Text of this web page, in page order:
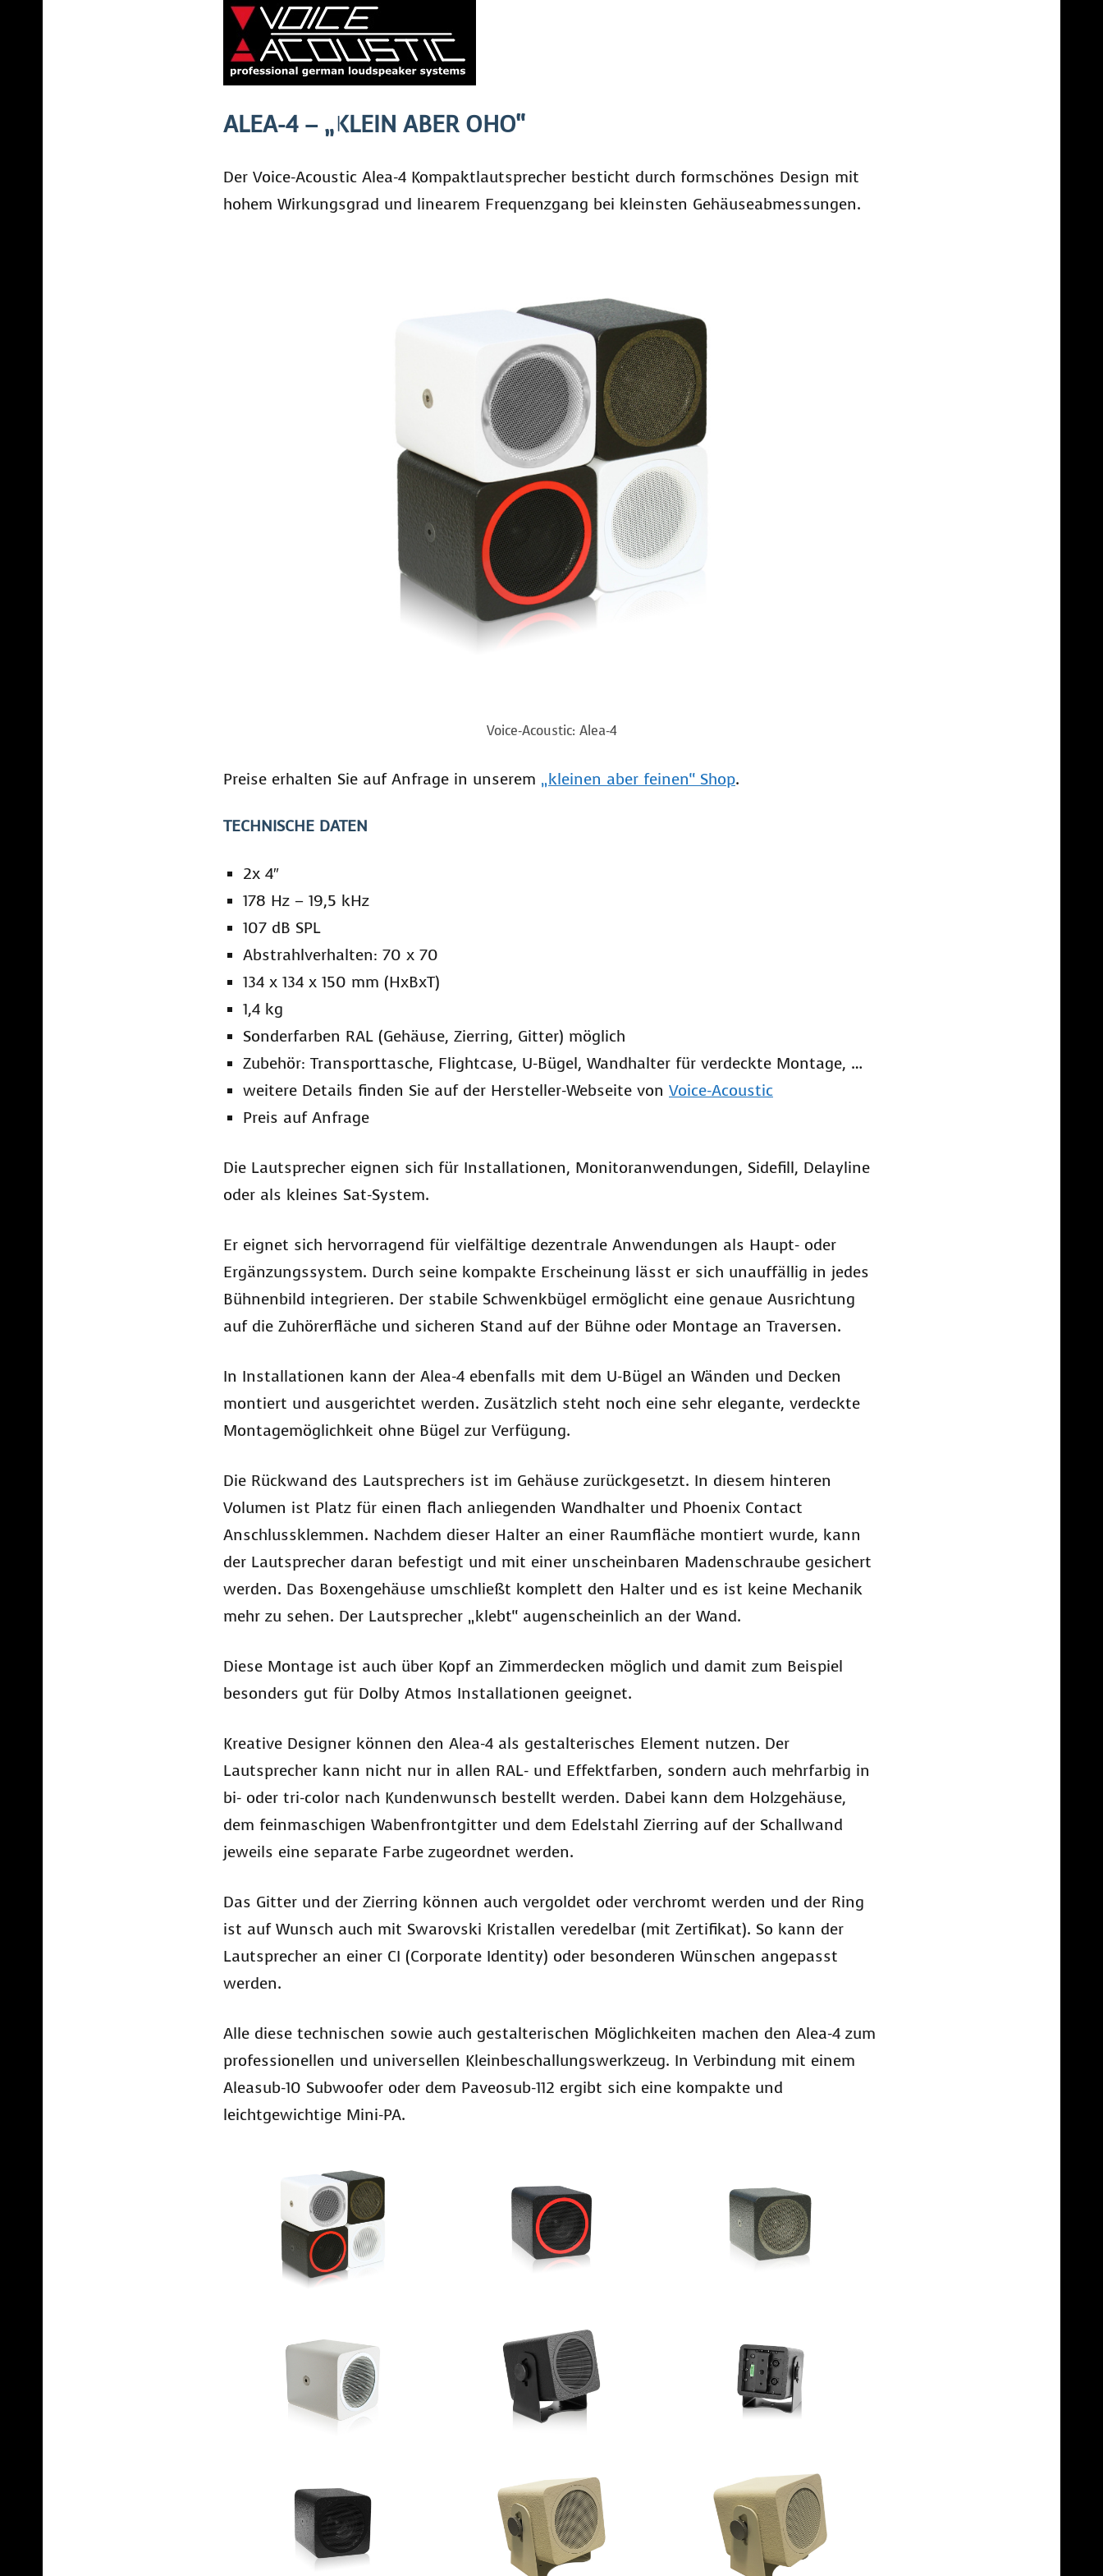
ALEA-4 – „KLEIN ABER OHO“
Der Voice-Acoustic Alea-4 Kompaktlautsprecher besticht durch formschönes Design mit
hohem Wirkungsgrad und linearem Frequenzgang bei kleinsten Gehäuseabmessungen.
Voice-Acoustic: Alea-4
Preise erhalten Sie auf Anfrage in unserem „kleinen aber feinen“ Shop.
TECHNISCHE DATEN
2x 4″
178 Hz – 19,5 kHz
107 dB SPL
Abstrahlverhalten: 70 x 70
134 x 134 x 150 mm (HxBxT)
1,4 kg
Sonderfarben RAL (Gehäuse, Zierring, Gitter) möglich
Zubehör: Transporttasche, Flightcase, U-Bügel, Wandhalter für verdeckte Montage, …
weitere Details finden Sie auf der Hersteller-Webseite von Voice-Acoustic
Preis auf Anfrage
Die Lautsprecher eignen sich für Installationen, Monitoranwendungen, Sidefill, Delayline
oder als kleines Sat-System.
Er eignet sich hervorragend für vielfältige dezentrale Anwendungen als Haupt- oder
Ergänzungssystem. Durch seine kompakte Erscheinung lässt er sich unauffällig in jedes
Bühnenbild integrieren. Der stabile Schwenkbügel ermöglicht eine genaue Ausrichtung
auf die Zuhörerfläche und sicheren Stand auf der Bühne oder Montage an Traversen.
In Installationen kann der Alea-4 ebenfalls mit dem U-Bügel an Wänden und Decken
montiert und ausgerichtet werden. Zusätzlich steht noch eine sehr elegante, verdeckte
Montagemöglichkeit ohne Bügel zur Verfügung.
Die Rückwand des Lautsprechers ist im Gehäuse zurückgesetzt. In diesem hinteren
Volumen ist Platz für einen flach anliegenden Wandhalter und Phoenix Contact
Anschlussklemmen. Nachdem dieser Halter an einer Raumfläche montiert wurde, kann
der Lautsprecher daran befestigt und mit einer unscheinbaren Madenschraube gesichert
werden. Das Boxengehäuse umschließt komplett den Halter und es ist keine Mechanik
mehr zu sehen. Der Lautsprecher „klebt“ augenscheinlich an der Wand.
Diese Montage ist auch über Kopf an Zimmerdecken möglich und damit zum Beispiel
besonders gut für Dolby Atmos Installationen geeignet.
Kreative Designer können den Alea-4 als gestalterisches Element nutzen. Der
Lautsprecher kann nicht nur in allen RAL- und Effektfarben, sondern auch mehrfarbig in
bi- oder tri-color nach Kundenwunsch bestellt werden. Dabei kann dem Holzgehäuse,
dem feinmaschigen Wabenfrontgitter und dem Edelstahl Zierring auf der Schallwand
jeweils eine separate Farbe zugeordnet werden.
Das Gitter und der Zierring können auch vergoldet oder verchromt werden und der Ring
ist auf Wunsch auch mit Swarovski Kristallen veredelbar (mit Zertifikat). So kann der
Lautsprecher an einer CI (Corporate Identity) oder besonderen Wünschen angepasst
werden.
Alle diese technischen sowie auch gestalterischen Möglichkeiten machen den Alea-4 zum
professionellen und universellen Kleinbeschallungswerkzeug. In Verbindung mit einem
Aleasub-10 Subwoofer oder dem Paveosub-112 ergibt sich eine kompakte und
leichtgewichtige Mini-PA.